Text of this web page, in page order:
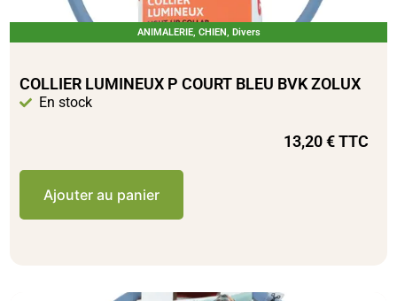
ANIMALERIE, CHIEN, Divers
COLLIER LUMINEUX P COURT BLEU BVK ZOLUX
En stock
13,20€TTC
Ajouter au panier